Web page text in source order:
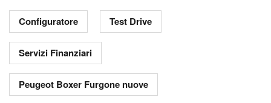
Configuratore Test Drive
Servizi Finanziari
Peugeot Boxer Furgone nuove